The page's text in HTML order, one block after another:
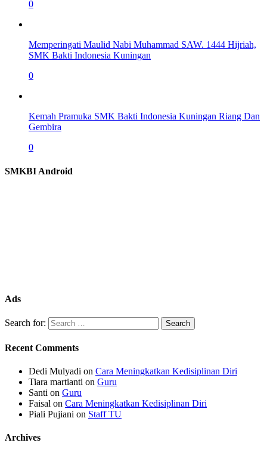
0
Memperingati Maulid Nabi Muhammad SAW. 1444 Hijriah,
SMK Bakti Indonesia Kuningan
0
Kemah Pramuka SMK Bakti Indonesia Kuningan Riang Dan
Gembira
0
SMKBI Android
Ads
Search for:
Recent Comments
Dedi Mulyadi on Cara Meningkatkan Kedisiplinan Diri
Tiara martianti on Guru
Santi on Guru
Faisal on Cara Meningkatkan Kedisiplinan Diri
Piali Pujiani on Staff TU
Archives